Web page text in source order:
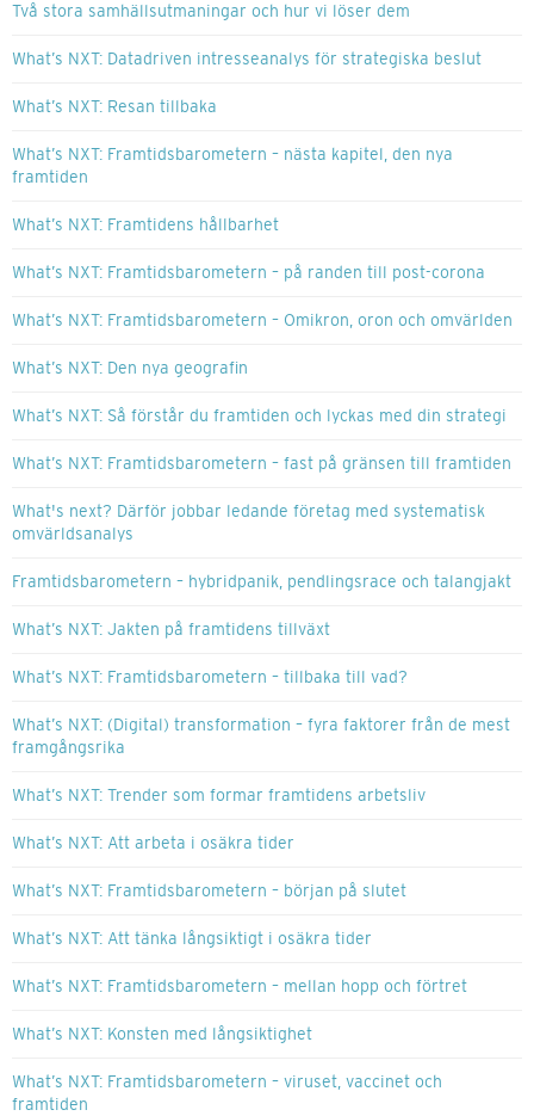
Två stora samhällsutmaningar och hur vi löser dem
What’s NXT: Datadriven intresseanalys för strategiska beslut
What’s NXT: Resan tillbaka
What’s NXT: Framtidsbarometern – nästa kapitel, den nya
framtiden
What’s NXT: Framtidens hållbarhet
What’s NXT: Framtidsbarometern – på randen till post-corona
What’s NXT: Framtidsbarometern – Omikron, oron och omvärlden
What’s NXT: Den nya geografin
What’s NXT: Så förstår du framtiden och lyckas med din strategi
What’s NXT: Framtidsbarometern – fast på gränsen till framtiden
What's next? Därför jobbar ledande företag med systematisk
omvärldsanalys
Framtidsbarometern – hybridpanik, pendlingsrace och talangjakt
What’s NXT: Jakten på framtidens tillväxt
What’s NXT: Framtidsbarometern – tillbaka till vad?
What’s NXT: (Digital) transformation – fyra faktorer från de mest
framgångsrika
What’s NXT: Trender som formar framtidens arbetsliv
What’s NXT: Att arbeta i osäkra tider
What’s NXT: Framtidsbarometern – början på slutet
What’s NXT: Att tänka långsiktigt i osäkra tider
What’s NXT: Framtidsbarometern – mellan hopp och förtret
What’s NXT: Konsten med långsiktighet
What’s NXT: Framtidsbarometern – viruset, vaccinet och
framtiden